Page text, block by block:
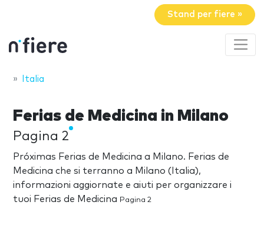
Stand per fiere »
Italia
Ferias de Medicina in Milano
Pagina 2
Próximas Ferias de Medicina a Milano. Ferias de
Medicina che si terranno a Milano (Italia),
informazioni aggiornate e aiuti per organizzare i
tuoi Ferias de Medicina Pagina 2